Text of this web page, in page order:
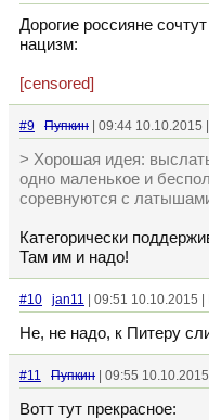
Дорогие россияне
нацизм:
[censored]
#9 Пупкин | 09:44 10.10.2015
> Хорошая идея:
одно маленькое и
соревнуются с
Категорически
Там им и надо!
#10 jan11 | 09:51 10.10.2015 |
Не, не надо, к Питеру
#11 Пупкин | 09:55
Вотт тут прекрасное: